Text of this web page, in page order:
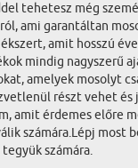
tehetesz még
ami garantáltan
amit hosszú
mindig nagyszerű
amelyek
részt vehet
érdemes előre
számára.Lépj
számára.